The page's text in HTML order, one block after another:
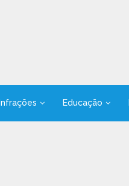
Infrações Educação